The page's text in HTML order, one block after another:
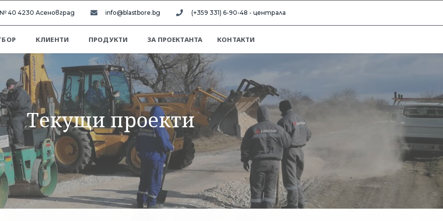
№ 40 4230 Асеновград info@blastbore.bg (+359 331) 6-90-48 - централа
КЛИЕНТИ ПРОДУКТИ ЗА ПРОЕКТАНТА КОНТАКТИ
Текущи проекти